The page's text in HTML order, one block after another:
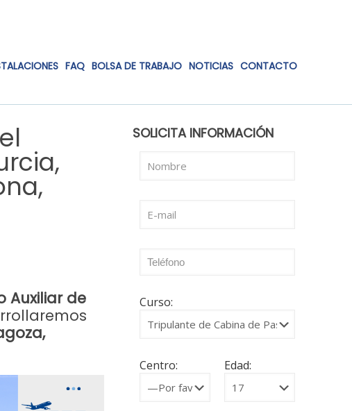
FAQ BOLSA DE TRABAJO NOTICIAS CONTACTO
Auxiliar de
SOLICITA INFORMACIÓN
Curso:
Centro: Edad: